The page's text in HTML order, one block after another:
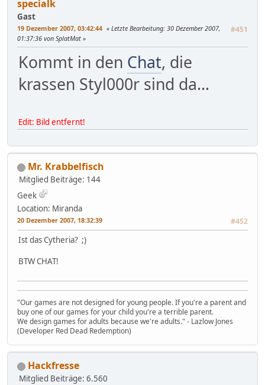
specialk
Gast
19 Dezember 2007, 03:42:44 #451
Letzte Bearbeitung: 30 Dezember 2007,
01:37:36 von SplatMat
Kommt in den Chat, die
krassen Styl000r sind da...
Edit: Bild entfernt!
Mr. Krabbelfisch
Mitglied Beiträge: 144
Geek
Location: Miranda
20 Dezember 2007, 18:32:39 #452
Ist das Cytheria? ;)
BTW CHAT!
"Our games are not designed for young people. If you're a parent and
buy one of our games for your child you're a terrible parent.
We design games for adults because we're adults." - Lazlow Jones
(Developer Red Dead Redemption)
Hackfresse
Mitglied Beiträge: 6.560